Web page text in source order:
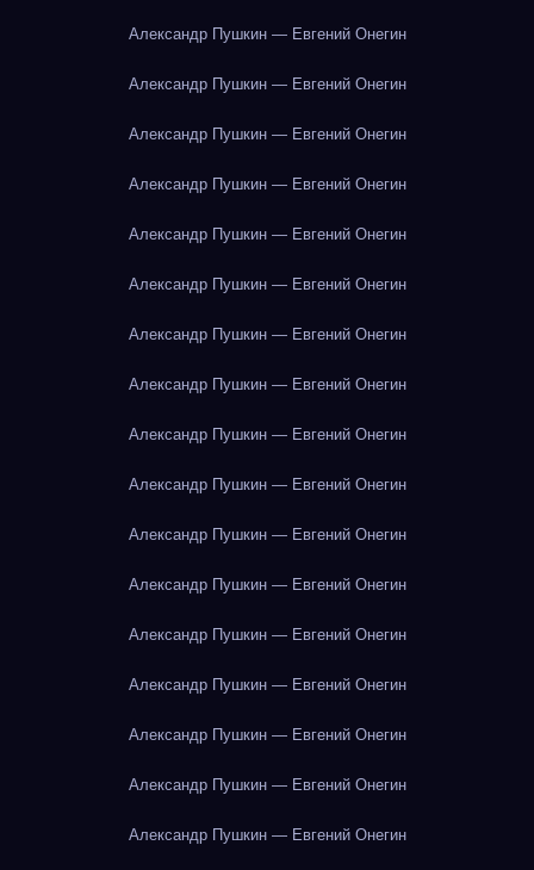
Александр Пушкин — Евгений Онегин
Александр Пушкин — Евгений Онегин
Александр Пушкин — Евгений Онегин
Александр Пушкин — Евгений Онегин
Александр Пушкин — Евгений Онегин
Александр Пушкин — Евгений Онегин
Александр Пушкин — Евгений Онегин
Александр Пушкин — Евгений Онегин
Александр Пушкин — Евгений Онегин
Александр Пушкин — Евгений Онегин
Александр Пушкин — Евгений Онегин
Александр Пушкин — Евгений Онегин
Александр Пушкин — Евгений Онегин
Александр Пушкин — Евгений Онегин
Александр Пушкин — Евгений Онегин
Александр Пушкин — Евгений Онегин
Александр Пушкин — Евгений Онегин